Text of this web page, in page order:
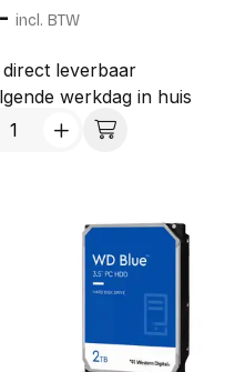
incl. BTW
leverbaar
werkdag in huis